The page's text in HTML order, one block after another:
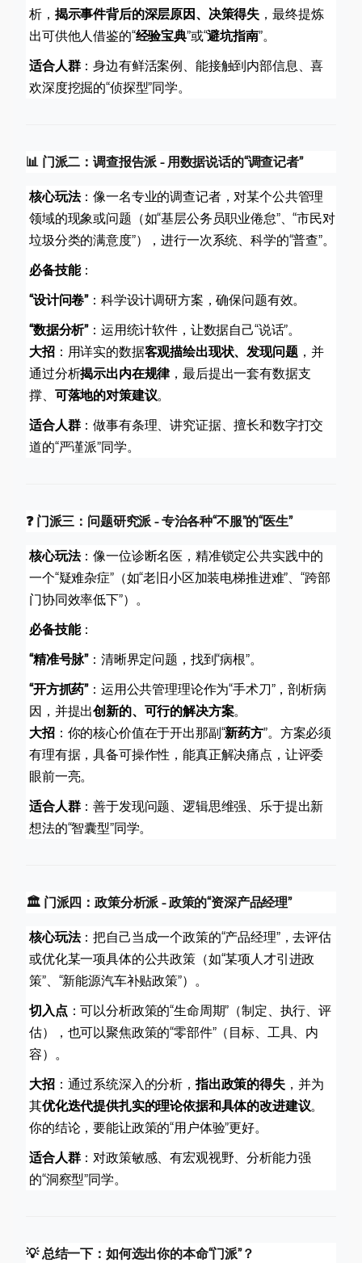
析， 揭示事件背后的深层原因、决策得失 ，最终提炼
出可供他人借鉴的“经验宝典”或“避坑指南”。
适合人群：身边有鲜活案例、能接触到内部信息、喜
欢深度挖掘的“侦探型”同学。
📊 门派二：调查报告派 - 用数据说话的“调查记者”
核心玩法：像一名专业的调查记者，对某个公共管理
领域的现象或问题（如“基层公务员职业倦怠”、“市民对
垃圾分类的满意度”），进行一次系统、科学的“普查”。
必备技能：
“设计问卷”：科学设计调研方案，确保问题有效。
“数据分析”：运用统计软件，让数据自己“说话”。
大招：用详实的数据客观描绘出现状、发现问题，并
通过分析揭示出内在规律，最后提出一套有数据支
撑、 可落地的对策建议。
适合人群：做事有条理、讲究证据、擅长和数字打交
道的“严谨派”同学。
❓ 门派三：问题研究派 - 专治各种“不服”的“医生”
核心玩法：像一位诊断名医，精准锁定公共实践中的
一个“疑难杂症”（如“老旧小区加装电梯推进难”、“跨部
门协同效率低下”）。
必备技能：
“精准号脉”：清晰界定问题，找到“病根”。
“开方抓药”：运用公共管理理论作为“手术刀”，剖析病
因，并提出创新的、可行的解决方案。
大招：你的核心价值在于开出那副“新药方”。方案必须
有理有据，具备可操作性，能真正解决痛点，让评委
眼前一亮。
适合人群：善于发现问题、逻辑思维强、乐于提出新
想法的“智囊型”同学。
🏛️ 门派四：政策分析派 - 政策的“资深产品经理”
核心玩法：把自己当成一个政策的“产品经理”，去评估
或优化某一项具体的公共政策（如“某项人才引进政
策”、“新能源汽车补贴政策”）。
切入点 ：可以分析政策的“生命周期”（制定、执行、评
估），也可以聚焦政策的“零部件”（目标、工具、内
容）。
大招：通过系统深入的分析，指出政策的得失，并为
其优化迭代提供扎实的理论依据和具体的改进建议。
你的结论，要能让政策的“用户体验”更好。
适合人群：对政策敏感、有宏观视野、分析能力强
的“洞察型”同学。
💡 总结一下：如何选出你的本命“门派”？